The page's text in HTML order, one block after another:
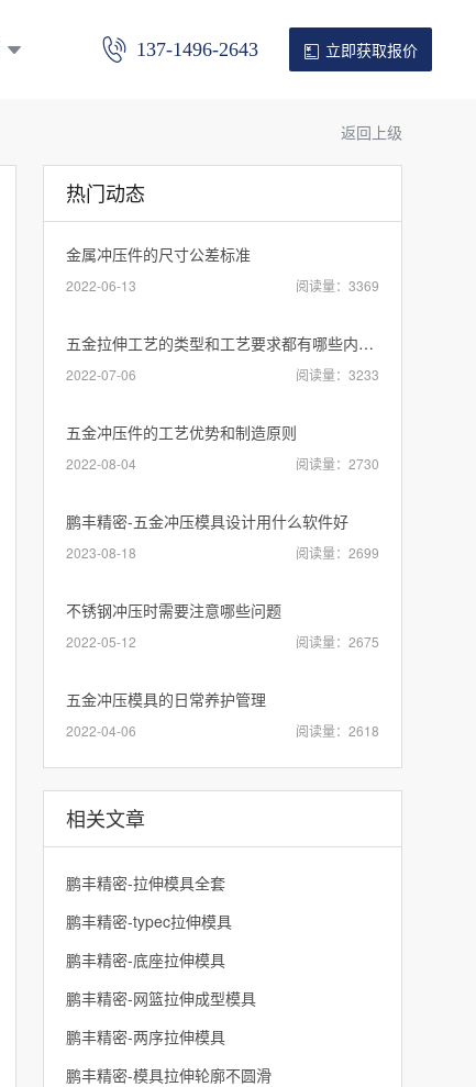
137-1496-2643 立即获取报价
返回上级
热门动态
金属冲压件的尺寸公差标准
2022-06-13 阅读量：3369
五金拉伸工艺的类型和工艺要求都有哪些内容？
2022-07-06 阅读量：3233
五金冲压件的工艺优势和制造原则
2022-08-04 阅读量：2730
鹏丰精密-五金冲压模具设计用什么软件好
2023-08-18 阅读量：2699
不锈钢冲压时需要注意哪些问题
2022-05-12 阅读量：2675
五金冲压模具的日常养护管理
2022-04-06 阅读量：2618
相关文章
鹏丰精密-拉伸模具全套
鹏丰精密-typec拉伸模具
鹏丰精密-底座拉伸模具
鹏丰精密-网篮拉伸成型模具
鹏丰精密-两序拉伸模具
鹏丰精密-模具拉伸轮廓不圆滑